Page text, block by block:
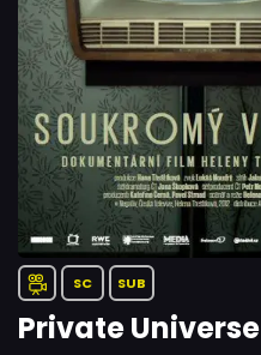
SC SUB
Private Universe